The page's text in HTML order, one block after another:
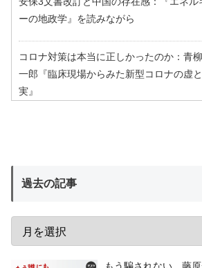
ーの地政学』を読みながら
コロナ対策は本当に正しかったのか：青
一郎『臨床現場からみた新型コロナの虚と
実』
過去の記事